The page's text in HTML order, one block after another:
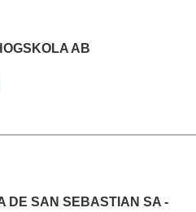
AB
DE SAN SEBASTIAN SA -